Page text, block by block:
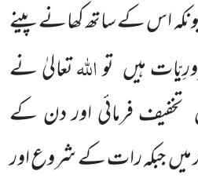
اس کے ساتھ کھانے پینے
ہیں تواللہتعالیٰ نے
فرمائی اور دن کے
جبکہ رات کے شروع اور